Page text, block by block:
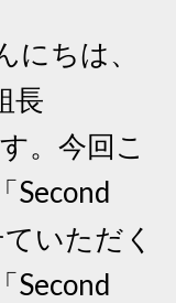
ちは、
長
。今回こ
Second
いただく
Second